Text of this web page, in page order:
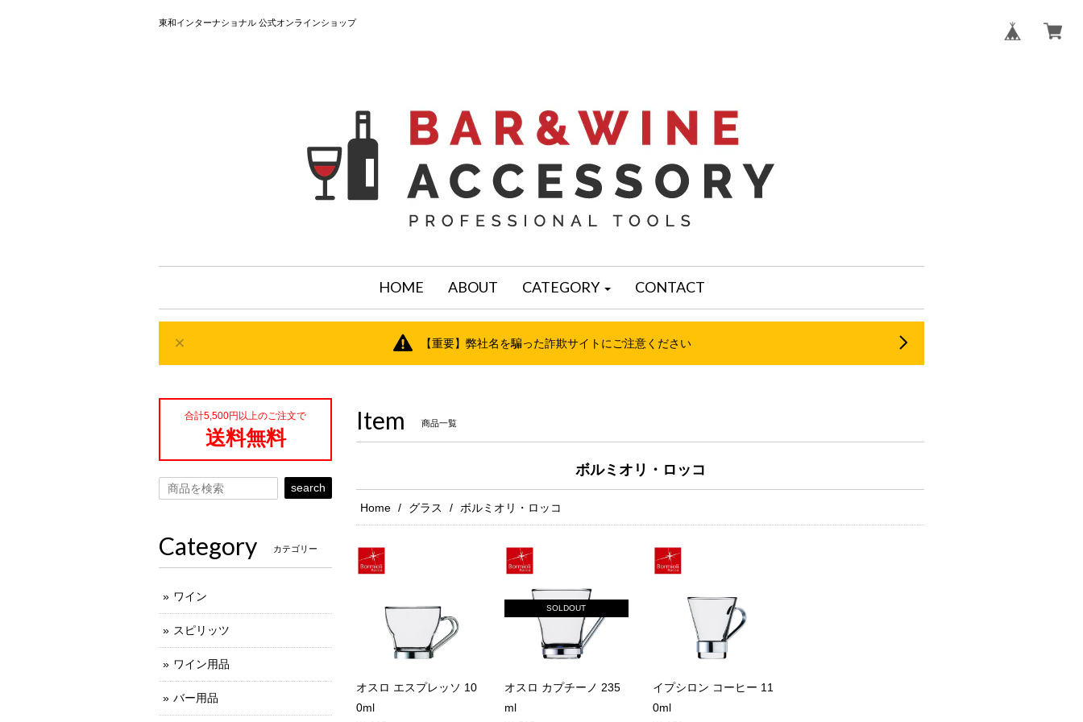
東和インターナショナル 公式オンラインショップ
HOME ABOUT CATEGORY CONTACT
【重要】弊社名を騙った詐欺サイトにご注意ください
Item 商品一覧
ボルミオリ・ロッコ
Home グラス ボルミオリ・ロッコ
オスロ エスプレッソ 10
0ml
SOLDOUT
オスロ カプチーノ 235
ml
イプシロン コーヒー 11
0ml
合計5,500円以上のご注文で
送料無料
search
Category カテゴリー
ワイン
スピリッツ
ワイン用品
バー用品